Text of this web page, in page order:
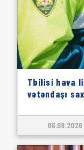
Tbilisi hava
vətəndaşı
06.08.2026